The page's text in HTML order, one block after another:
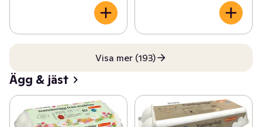
Visa mer (193)
Ägg & jäst